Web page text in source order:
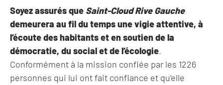
Soyez assurés que Saint-Cloud Rive Gauche
demeurera au fil du temps une vigie attentive, à
l’écoute des habitants et en soutien de la
démocratie, du social et de l’écologie.
Conformément à la mission confiée par les 1226
personnes qui lui ont fait confiance et qu’elle